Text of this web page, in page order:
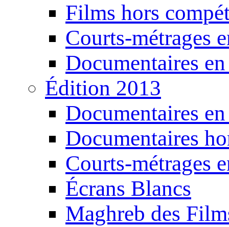
Films hors
Courts-métrages
Documentaires
Édition 2013
Documentaires
Documentaires
Courts-métrages
Écrans Blancs
Maghreb des